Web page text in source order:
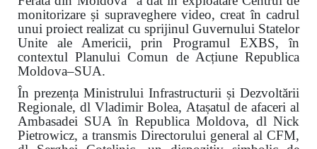
monitorizare și supraveghere video, creat în cadrul
unui proiect realizat cu sprijinul Guvernului Statelor
Unite ale Americii, prin Programul EXBS, în
contextul Planului Comun de Acțiune Republica
Moldova–SUA.
În prezența Ministrului Infrastructurii și Dezvoltării
Regionale, dl Vladimir Bolea, Atașatul de afaceri al
Ambasadei SUA în Republica Moldova, dl Nick
Pietrowicz, a transmis Directorului general al CFM,